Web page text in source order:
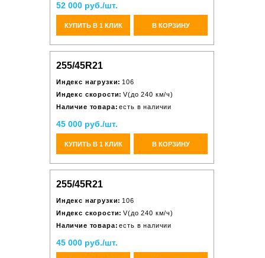
52 000 руб./шт.
КУПИТЬ В 1 КЛИК В КОРЗИНУ
255/45R21
Индекс нагрузки: 106
Индекс скорости: V(до 240 км/ч)
Наличие товара: есть в наличии
45 000 руб./шт.
КУПИТЬ В 1 КЛИК В КОРЗИНУ
255/45R21
Индекс нагрузки: 106
Индекс скорости: V(до 240 км/ч)
Наличие товара: есть в наличии
45 000 руб./шт.